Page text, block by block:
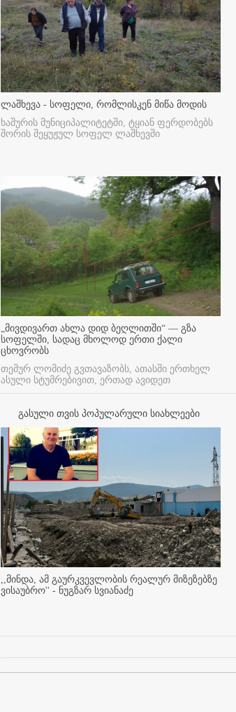
ლაშხევა - სოფელი, რომლისკენ მიწა მოდის
ხაშურის მუნიციპალიტეტში, ტყიან ფერდობებს
შორის შეყუჟულ სოფელ ლაშხევში
„მივდივართ ახლა დიდ ბეღლითში“ — გზა
სოფელში, სადაც მხოლოდ ერთი ქალი
ცხოვრობს
თემურ ლომიძე გვთავაზობს, ათასში ერთხელ
ასული სტუმრებივით, ერთად ავიდეთ
გასული თვის პოპულარული სიახლეები
,,მინდა, ამ გაურკვევლობის რეალურ მიზეზებზე
ვისაუბრო'' - ნუგზარ სვიანაძე